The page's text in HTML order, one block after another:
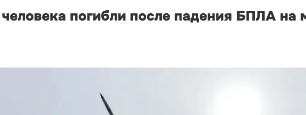
погибли после падения БПЛА на